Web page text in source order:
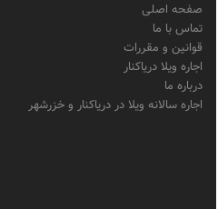
صفحه اصلی
تماس با ما
قوانین و مقررات
اجاره ویلا دریاکنار
درباره ما
اجاره سالانه ویلا در دریاکنار و خزرشهر